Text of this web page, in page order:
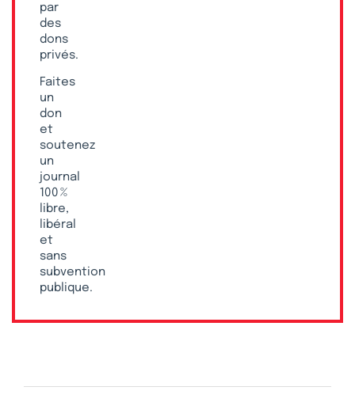
par
des
dons
privés.
Faites
un
don
et
soutenez
un
journal
100 %
libre,
libéral
et
sans
subvention
publique.